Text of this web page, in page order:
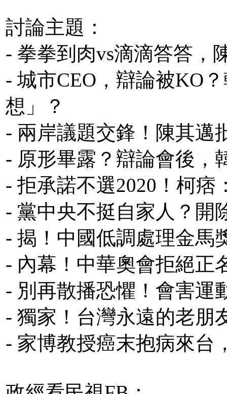
討論主題：
- 拳拳到肉vs滴滴答答，
- 城市CEO，辯論被KO
想」？
- 兩岸議題交鋒！陳其邁
- 原形畢露？辯論會後，
- 拒承諾不選2020！柯
- 黨中央不挺自家人？開
- 揭！中國低調處理金馬
- 內幕！中華奧會拒絕正
- 別再散播恐懼！會害運
- 獨家！台灣永遠的老朋
- 家博教授癌末抱病來台